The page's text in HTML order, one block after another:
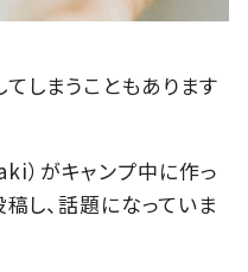
しまうこともあります
）がキャンプ中に作っ
し、話題になっていま